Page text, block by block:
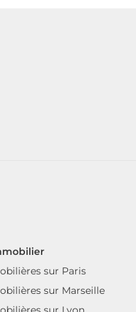
sur Paris
sur Marseille